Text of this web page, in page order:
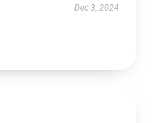
Dec 3, 2024